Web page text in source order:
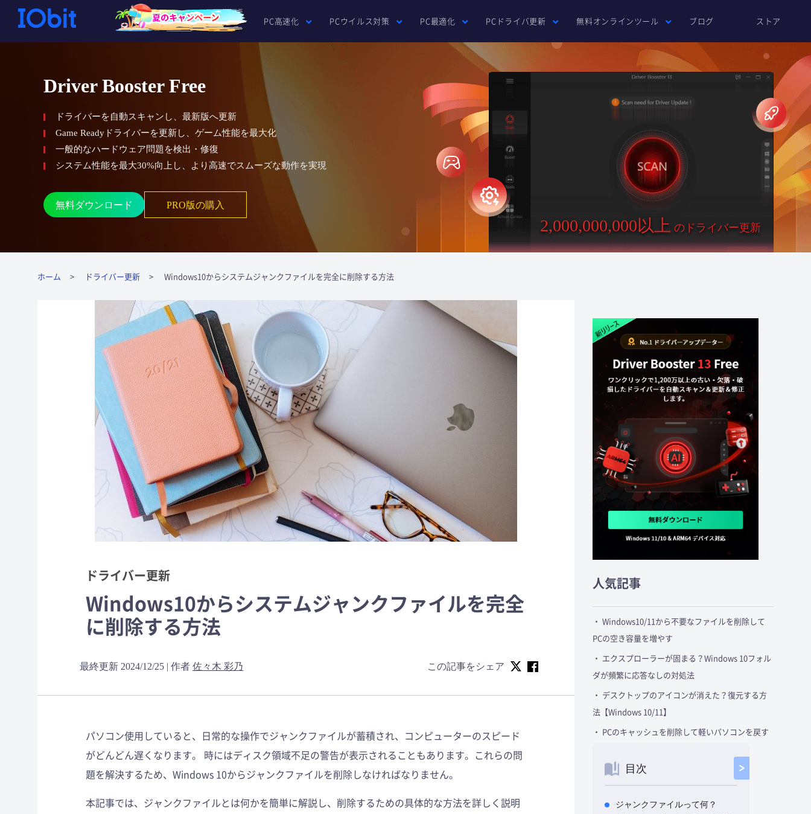
PC高速化 PCウイルス対策 PC最適化 PCドライバ更新 無料オンラインツール ブログ ストア
Driver Booster Free
ドライバーを自動スキャンし、最新版へ更新
Game Readyドライバーを更新し、ゲーム性能を最大化
一般的なハードウェア問題を検出・修復
システム性能を最大30%向上し、より高速でスムーズな動作を実現
2,000,000,000以上 のドライバー更新
無料ダウンロード PRO版の購入
ホーム ドライバー更新 Windows10からシステムジャンクファイルを完全に削除する方法
ドライバー更新
Windows10からシステムジャンクファイルを完全
に削除する方法
最終更新 2024/12/25 | 作者 佐々木 彩乃 この記事をシェア
パソコン使用していると、日常的な操作でジャンクファイルが蓄積され、コンピューターのスピード
がどんどん遅くなります。 時にはディスク領域不足の警告が表示されることもあります。これらの問
題を解決するため、Windows 10からジャンクファイルを削除しなければなりません。
本記事では、ジャンクファイルとは何かを簡単に解説し、削除するための具体的な方法を詳しく説明
人気記事
・ Windows10/11から不要なファイルを削除して
PCの空き容量を増やす
・ エクスプローラーが固まる？Windows 10フォル
ダが頻繁に応答なしの対処法
・ デスクトップのアイコンが消えた？復元する方
法【Windows 10/11】
・ PCのキャッシュを削除して軽いパソコンを戻す
目次
ジャンクファイルって何？